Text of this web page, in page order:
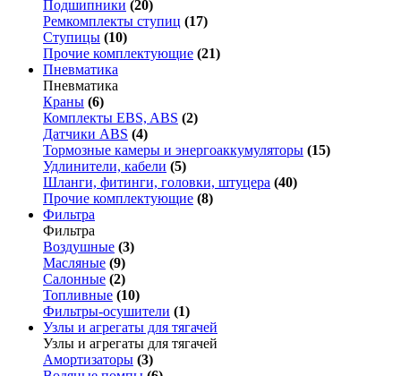
Подшипники (20)
Ремкомплекты ступиц (17)
Ступицы (10)
Прочие комплектующие (21)
Пневматика
Пневматика
Краны (6)
Комплекты EBS, ABS (2)
Датчики ABS (4)
Тормозные камеры и энергоаккумуляторы (15)
Удлинители, кабели (5)
Шланги, фитинги, головки, штуцера (40)
Прочие комплектующие (8)
Фильтра
Фильтра
Воздушные (3)
Масляные (9)
Салонные (2)
Топливные (10)
Фильтры-осушители (1)
Узлы и агрегаты для тягачей
Узлы и агрегаты для тягачей
Амортизаторы (3)